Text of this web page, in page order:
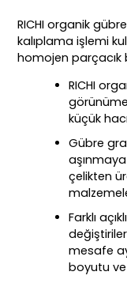
RICHI organik
kalıplama işlemi
homojen parçacık
RICHI
küçük
Gübre
çelikten
Farklı
mesafe
boyutu